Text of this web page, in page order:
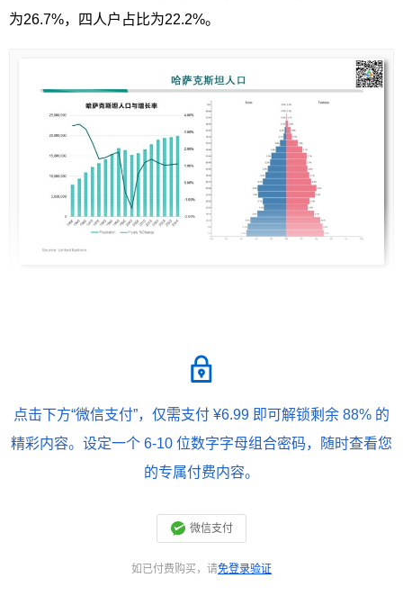
为26.7%，四人户占比为22.2%。
点击下方“微信支付”，仅需支付 ¥6.99 即可解锁剩余 88% 的
精彩内容。设定一个 6-10 位数字字母组合密码，随时查看您
的专属付费内容。
微信支付
如已付费购买，请免登录验证